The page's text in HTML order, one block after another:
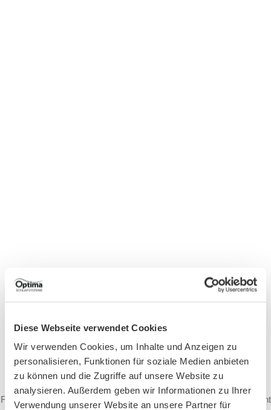
Diese Webseite verwendet Cookies
Wir verwenden Cookies, um Inhalte und Anzeigen zu
personalisieren, Funktionen für soziale Medien anbieten
zu können und die Zugriffe auf unsere Website zu
analysieren. Außerdem geben wir Informationen zu Ihrer
Verwendung unserer Website an unsere Partner für
vor kurzem angesehen
Füge diese Artikel gerne zu deiner Wunschliste hinzu, um diese nicht